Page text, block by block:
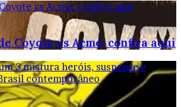
vs Acme: confira aqui
Coyote vs Acme: confira aqui
3 mistura heróis, suspense e
contemporâneo